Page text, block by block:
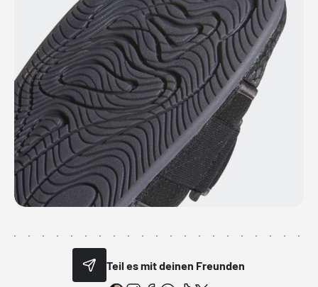
Teil es mit deinen Freunden